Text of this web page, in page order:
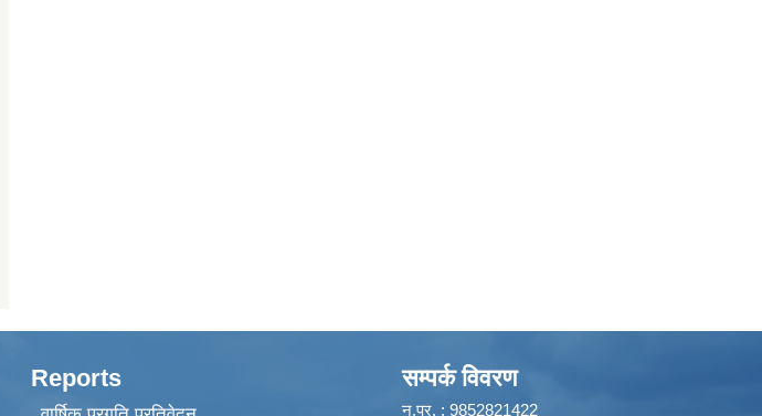
Reports सम्पर्क विवरण
न.प्र. : 9852821422